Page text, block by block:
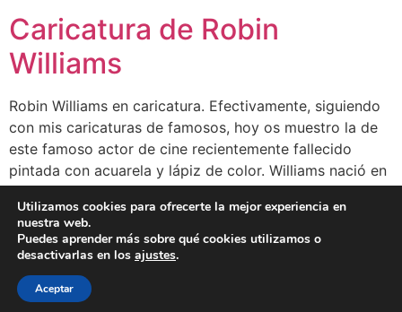
Caricatura de Robin
Williams
Robin Williams en caricatura. Efectivamente, siguiendo
con mis caricaturas de famosos, hoy os muestro la de
este famoso actor de cine recientemente fallecido
pintada con acuarela y lápiz de color. Williams nació en
de Hollywood y 5 Globos de Oro. principalmente
destacó como actor […]
BLOG CLIENTES
Utilizamos cookies para ofrecerte la mejor experiencia en
nuestra web.
Puedes aprender más sobre qué cookies utilizamos o
desactivarlas en los ajustes.
Aceptar